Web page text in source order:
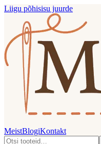
Liigu põhisisu juurde
MeistBlogiKontakt